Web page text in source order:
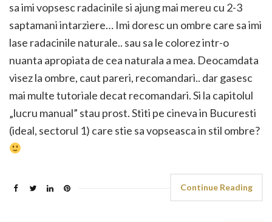
sa imi vopsesc radacinile si ajung mai mereu cu 2-3
saptamani intarziere… Imi doresc un ombre care sa imi
lase radacinile naturale.. sau sa le colorez intr-o
nuanta apropiata de cea naturala a mea. Deocamdata
visez la ombre, caut pareri, recomandari.. dar gasesc
mai multe tutoriale decat recomandari. Si la capitolul
„lucru manual” stau prost. Stiti pe cineva in Bucuresti
(ideal, sectorul 1) care stie sa vopseasca in stil ombre?
Continue Reading